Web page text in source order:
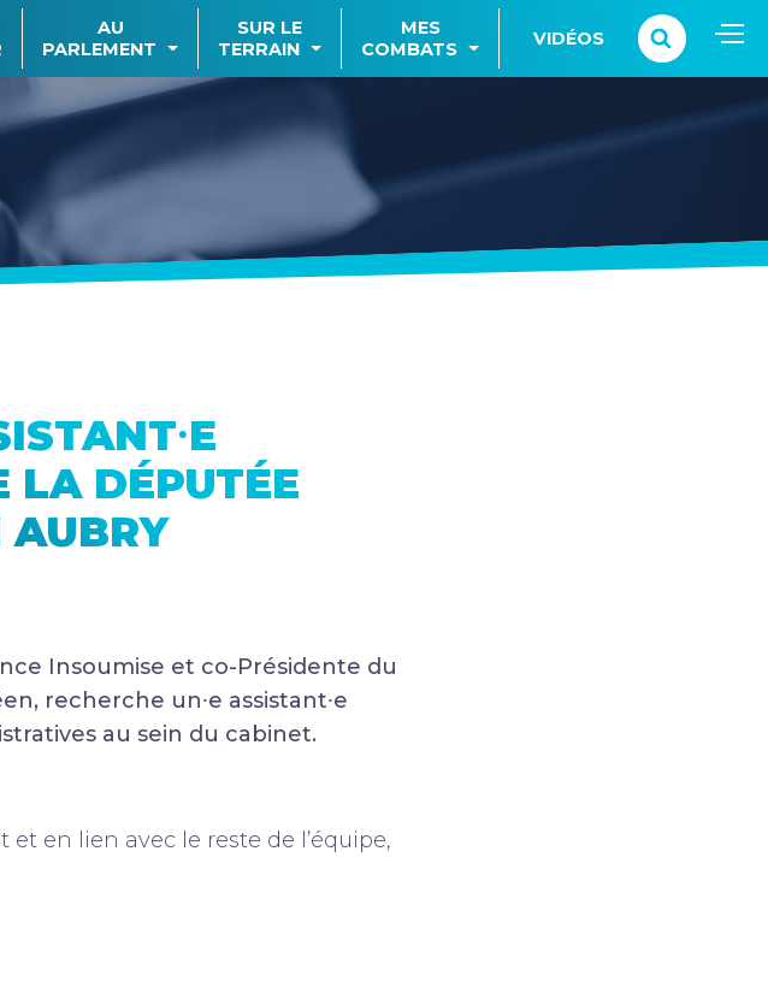
AU
PARLEMENT
SUR LE
TERRAIN
MES
COMBATS
VIDÉOS
LA DÉPUTÉE
AUBRY
Insoumise et co-Présidente du
recherche un⸱e assistant⸱e
au sein du cabinet.
en lien avec le reste de l’équipe,